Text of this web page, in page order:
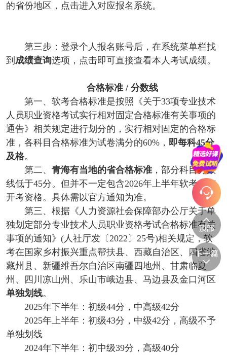
的省份地区，点击进入对应报名系统。
第三步：登录个人报名账号后，在系统菜单栏找
到 成绩查询选项，点击即可直接查看本人考试成绩。
合格标准 / 分数线
第一、软考合格标准是按照《关于33项专业技术
人员职业资格考试实行相对固定合格标准有关事项的
通告》相关规定进行划分的，实行相对固定的合格标
准，各科目合格标准为试卷满分的60%， 即每科45分
及格。
第二、 青海有当地的省合格标准，部分科目分数
线低于45分。但并不一定包含2026年上半年软考所有
开考资格。具体需以官方通知为准。
第三、根据《人力资源社会保障部办公厅关于单
独划定部分专业技术人员职业资格考试合格标准有关
事项的通知》(人社厅发〔2022〕25号)相关规定，软
考在国家乡村振兴重点帮扶县、西藏自治区、四省涉
藏州县、新疆维吾尔自治区南疆四地州、甘肃临夏
州、四川凉山州、乐山市峨边县、马边县及金口河区
单独划线。
2025年下半年：初级44分，中高级42分
2025年上半年：初级43分，中级42分，高级不予
单独划线
2024年下半年：初中级39分，高级40分